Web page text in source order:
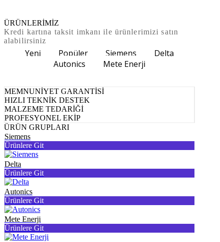
ÜRÜNLERİMİZ
Kredi kartına taksit imkanı ile ürünlerimizi satın
alabilirsiniz
Yeni Popüler Siemens
Delta
Autonics
Mete Enerji
MEMNUNİYET GARANTİSİ
HIZLI TEKNİK DESTEK
MALZEME TEDARİĞİ
PROFESYONEL EKİP
ÜRÜN GRUPLARI
Siemens
Ürünlere Git
Delta
Ürünlere Git
Autonics
Ürünlere Git
Mete Enerji
Ürünlere Git